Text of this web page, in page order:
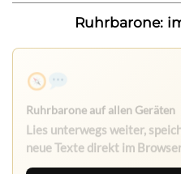
Ruhrbarone:
Ruhrbarone auf allen Geräten
Lies unterwegs weiter,
neue Texte direkt im